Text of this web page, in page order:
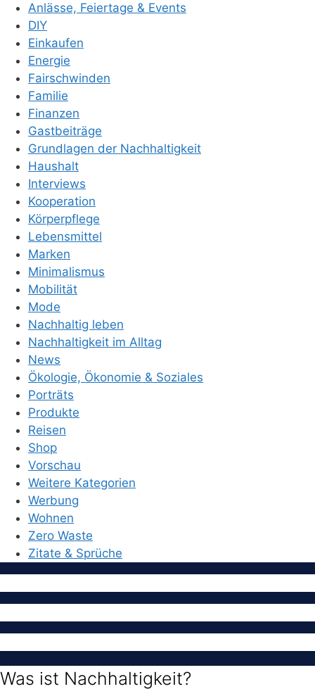
Anlässe, Feiertage & Events
DIY
Einkaufen
Energie
Fairschwinden
Familie
Finanzen
Gastbeiträge
Grundlagen der Nachhaltigkeit
Haushalt
Interviews
Kooperation
Körperpflege
Lebensmittel
Marken
Minimalismus
Mobilität
Mode
Nachhaltig leben
Nachhaltigkeit im Alltag
News
Ökologie, Ökonomie & Soziales
Porträts
Produkte
Reisen
Shop
Vorschau
Weitere Kategorien
Werbung
Wohnen
Zero Waste
Zitate & Sprüche
Was ist Nachhaltigkeit?